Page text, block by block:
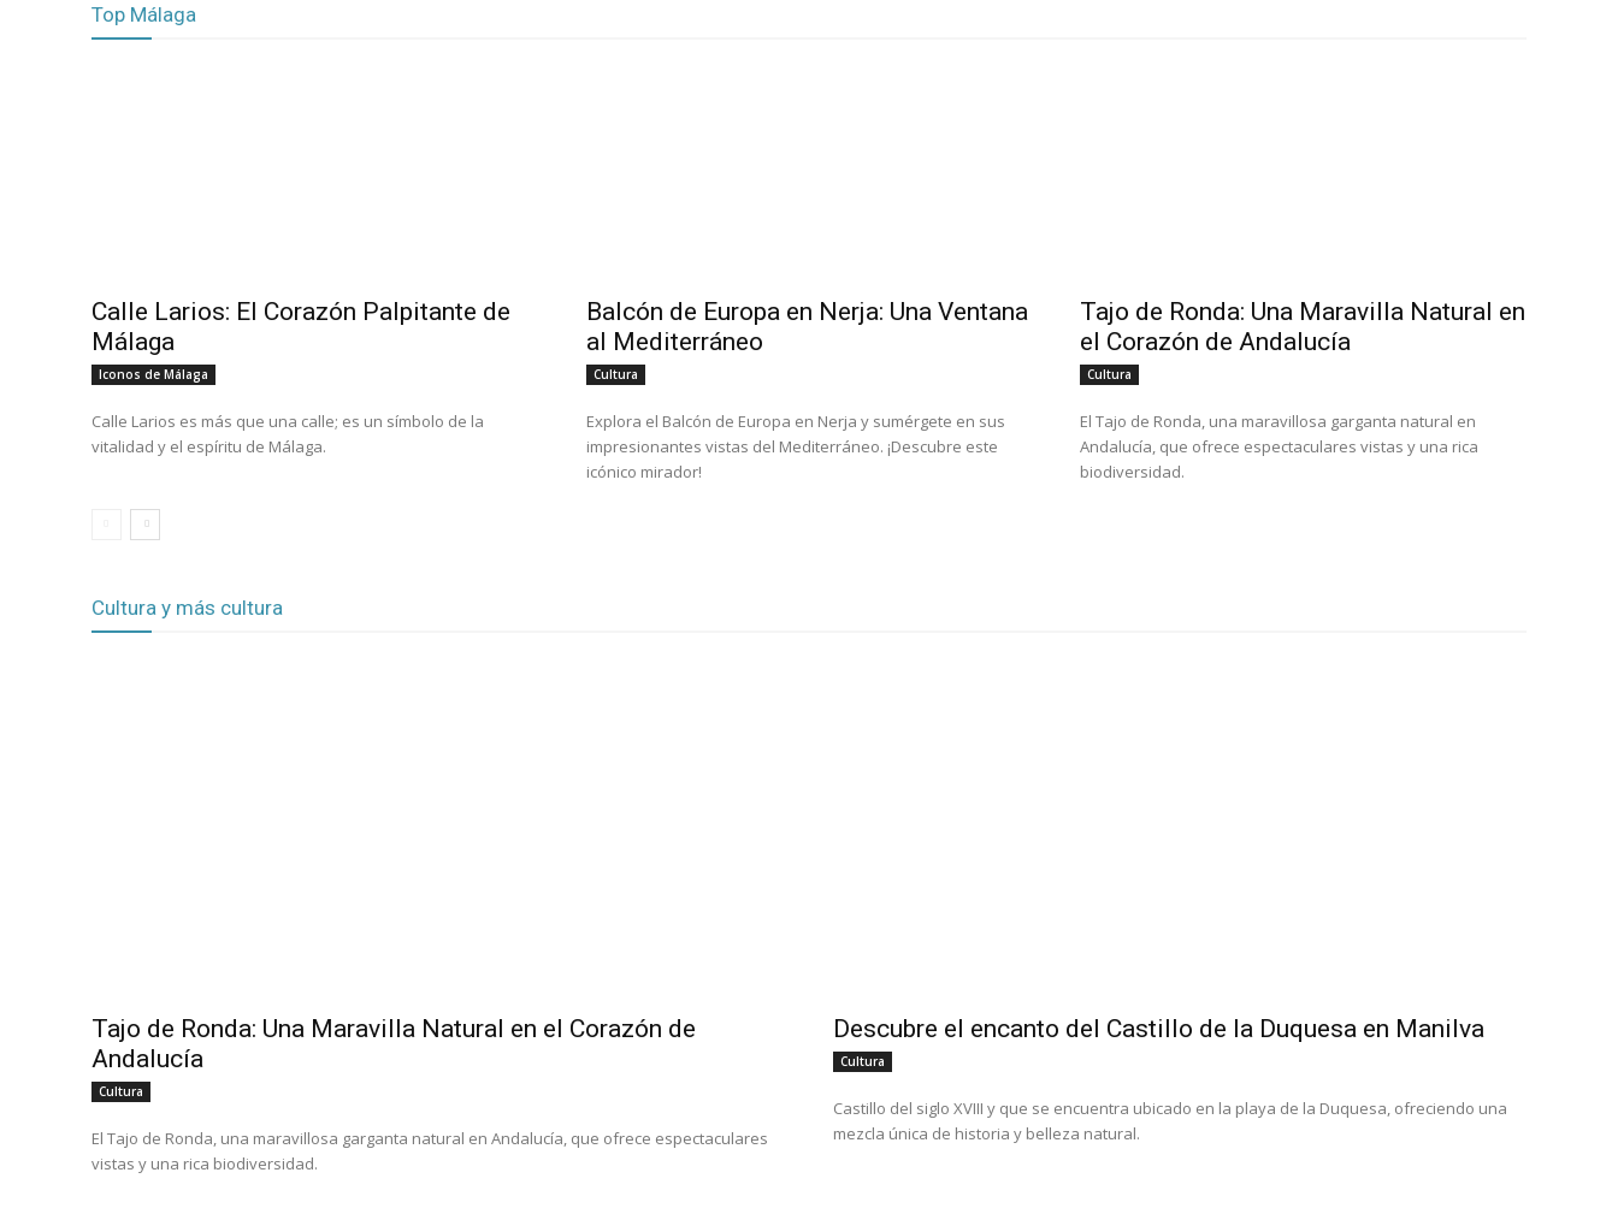
Top Málaga
Calle Larios: El Corazón Palpitante de
Málaga
Iconos de Málaga
Calle Larios es más que una calle; es un símbolo de la
vitalidad y el espíritu de Málaga.
Balcón de Europa en Nerja: Una Ventana
al Mediterráneo
Cultura
Explora el Balcón de Europa en Nerja y sumérgete en sus
impresionantes vistas del Mediterráneo. ¡Descubre este
icónico mirador!
Tajo de Ronda: Una Maravilla Natural en
el Corazón de Andalucía
Cultura
El Tajo de Ronda, una maravillosa garganta natural en
Andalucía, que ofrece espectaculares vistas y una rica
biodiversidad.
Cultura y más cultura
Tajo de Ronda: Una Maravilla Natural en el Corazón de
Andalucía
Cultura
El Tajo de Ronda, una maravillosa garganta natural en Andalucía, que ofrece espectaculares
vistas y una rica biodiversidad.
Descubre el encanto del Castillo de la Duquesa en Manilva
Cultura
Castillo del siglo XVIII y que se encuentra ubicado en la playa de la Duquesa, ofreciendo una
mezcla única de historia y belleza natural.